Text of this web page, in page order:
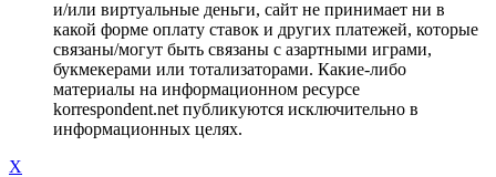
и/или виртуальные деньги, сайт не принимает ни в
какой форме оплату ставок и других платежей, которые
связаны/могут быть связаны с азартными играми,
букмекерами или тотализаторами. Какие-либо
материалы на информационном ресурсе
korrespondent.net публикуются исключительно в
информационных целях.
X